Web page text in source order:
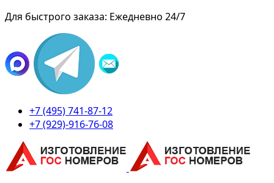
Для быстрого заказа: Ежедневно 24/7
+7 (495) 741-87-12
+7 (929)-916-76-08